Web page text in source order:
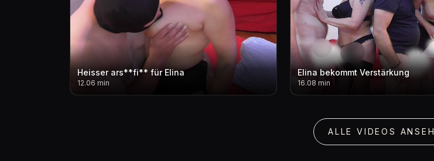
Heisser ars**fi** für Elina
12.06 min
Elina bekommt Verstärkung
16.08 min
ALLE VIDEOS